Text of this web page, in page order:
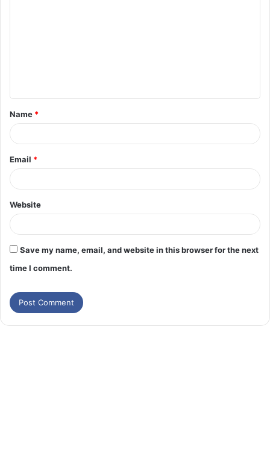
Name *
Email *
Website
Save my name, email, and website in this browser for the next
time I comment.